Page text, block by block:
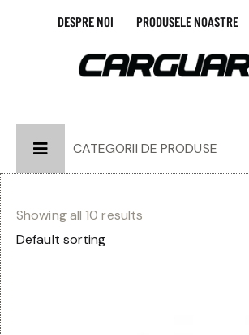
DESPRE NOI PRODUSELE NOASTRE
CATEGORII DE PRODUSE
Showing all 10 results